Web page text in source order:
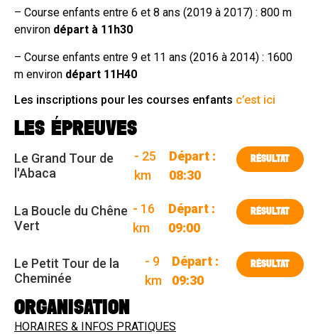
– Course enfants entre 6 et 8 ans (2019 à 2017) : 800 m
environ départ à 11h30
– Course enfants entre 9 et 11 ans (2016 à 2014) : 1600
m environ départ 11H40
Les inscriptions pour les courses enfants c’est ici
LES ÉPREUVES
Le Grand Tour de
l'Abaca
- 25
km
Départ :
08:30
RÉSULTAT
La Boucle du Chêne
Vert
- 16
km
Départ :
09:00
RÉSULTAT
Le Petit Tour de la
Cheminée
- 9
km
Départ :
09:30
RÉSULTAT
ORGANISATION
HORAIRES & INFOS PRATIQUES